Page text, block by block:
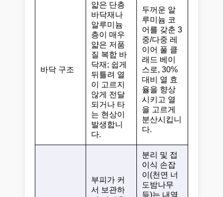
바닥 구조
얇은 단층
바닥재나
알루미늄
층이 매우
얇은 저품
질 복합 바
닥재; 쉽게
뒤틀려 열
이 고르지
않게 전달
되거나 타
는 현상이
발생합니
다.
두꺼운 알
루미늄 코
어를 갖춘 3
중/다중 레
이어 풀 클
래드 베이
스로, 30%
대비 열 효
율을 향상
시키고 열
을 고르게
분산시킵니
다.
부피가 커
서 보관하
분리 및 접
이식 손잡
이(천연 너
도밤나무
등)는 내열